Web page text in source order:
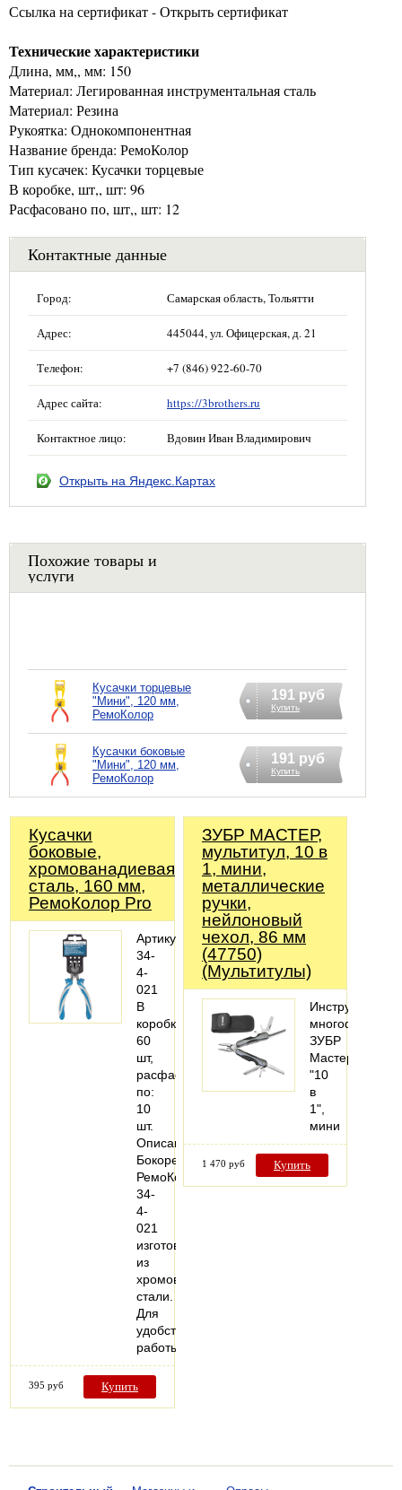
Ссылка на сертификат - Открыть сертификат
Технические характеристики
Длина, мм,, мм: 150
Материал: Легированная инструментальная сталь
Материал: Резина
Рукоятка: Однокомпонентная
Название бренда: РемоКолор
Тип кусачек: Кусачки торцевые
В коробке, шт,, шт: 96
Расфасовано по, шт,, шт: 12
Контактные данные
Город: Самарская область, Тольятти
Адрес: 445044, ул. Офицерская, д. 21
Телефон: +7 (846) 922-60-70
Адрес сайта: https://3brothers.ru
Контактное лицо: Вдовин Иван Владимирович
Открыть на Яндекс.Картах
Похожие товары и
услуги
Кусачки торцевые
"Мини", 120 мм,
РемоКолор
191 руб
Купить
Кусачки боковые
"Мини", 120 мм,
РемоКолор
191 руб
Купить
Кусачки
боковые,
хромованадиевая
сталь, 160 мм,
РемоКолор Pro
Артикул:
34-
4-
021
В
коробке:
60
шт,
расфасовано
по:
10
шт.
Описание:
Бокорезы
РемоКолор
34-
4-
021
изготовлены
из
хромованадиевой
стали.
Для
удобства
работы…
395 руб Купить
ЗУБР МАСТЕР,
мультитул, 10 в
1, мини,
металлические
ручки,
нейлоновый
чехол, 86 мм
(47750)
(Мультитулы)
Инструмент
ЗУБР
Мастер,
"10
в
1",
мини
1 470 руб Купить